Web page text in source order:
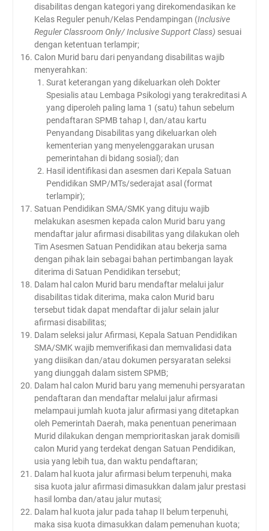
disabilitas dengan kategori yang direkomendasikan ke
Kelas Reguler penuh/Kelas Pendampingan (Inclusive
Reguler Classroom Only/ Inclusive Support Class) sesuai
dengan ketentuan terlampir;
Calon Murid baru dari penyandang disabilitas wajib
menyerahkan:
Surat keterangan yang dikeluarkan oleh Dokter
Spesialis atau Lembaga Psikologi yang terakreditasi A
yang diperoleh paling lama 1 (satu) tahun sebelum
pendaftaran SPMB tahap I, dan/atau kartu
Penyandang Disabilitas yang dikeluarkan oleh
kementerian yang menyelenggarakan urusan
pemerintahan di bidang sosial); dan
Hasil identifikasi dan asesmen dari Kepala Satuan
Pendidikan SMP/MTs/sederajat asal (format
terlampir);
Satuan Pendidikan SMA/SMK yang dituju wajib
melakukan asesmen kepada calon Murid baru yang
mendaftar jalur afirmasi disabilitas yang dilakukan oleh
Tim Asesmen Satuan Pendidikan atau bekerja sama
dengan pihak lain sebagai bahan pertimbangan layak
diterima di Satuan Pendidikan tersebut;
Dalam hal calon Murid baru mendaftar melalui jalur
disabilitas tidak diterima, maka calon Murid baru
tersebut tidak dapat mendaftar di jalur selain jalur
afirmasi disabilitas;
Dalam seleksi jalur Afirmasi, Kepala Satuan Pendidikan
SMA/SMK wajib memverifikasi dan memvalidasi data
yang diisikan dan/atau dokumen persyaratan seleksi
yang diunggah dalam sistem SPMB;
Dalam hal calon Murid baru yang memenuhi persyaratan
pendaftaran dan mendaftar melalui jalur afirmasi
melampaui jumlah kuota jalur afirmasi yang ditetapkan
oleh Pemerintah Daerah, maka penentuan penerimaan
Murid dilakukan dengan memprioritaskan jarak domisili
calon Murid yang terdekat dengan Satuan Pendidikan,
usia yang lebih tua, dan waktu pendaftaran;
Dalam hal kuota jalur afirmasi belum terpenuhi, maka
sisa kuota jalur afirmasi dimasukkan dalam jalur prestasi
hasil lomba dan/atau jalur mutasi;
Dalam hal kuota jalur pada tahap II belum terpenuhi,
maka sisa kuota dimasukkan dalam pemenuhan kuota;